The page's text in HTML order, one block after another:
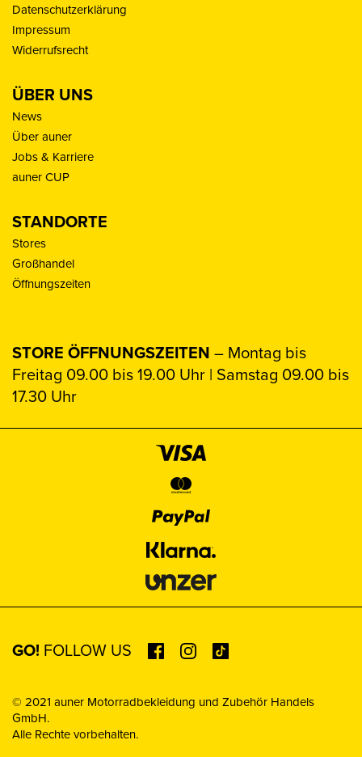
Datenschutzerklärung
Impressum
Widerrufsrecht
ÜBER UNS
News
Über auner
Jobs & Karriere
auner CUP
STANDORTE
Stores
Großhandel
Öffnungszeiten
STORE ÖFFNUNGSZEITEN – Montag bis
Freitag 09.00 bis 19.00 Uhr | Samstag 09.00 bis
17.30 Uhr
GO! FOLLOW US
© 2021 auner Motorradbekleidung und Zubehör Handels
GmbH.
Alle Rechte vorbehalten.